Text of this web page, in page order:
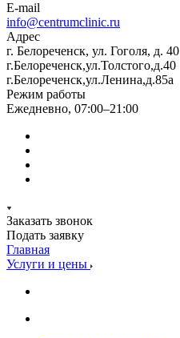
E-mail
info@centrumclinic.ru
Адрес
г. Белореченск, ул. Гоголя, д. 40
г.Белореченск,ул.Толстого,д.40
г.Белореченск,ул.Ленина,д.85а
Режим работы
Ежедневно, 07:00–21:00
Заказать звонок
Подать заявку
Главная
Услуги и цены